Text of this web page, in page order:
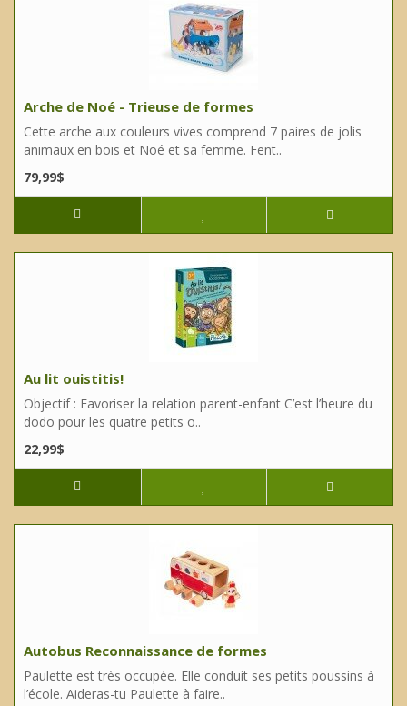
Arche de Noé - Trieuse de formes
Cette arche aux couleurs vives comprend 7 paires de jolis
animaux en bois et Noé et sa femme. Fent..
79,99$
Au lit ouistitis!
Objectif : Favoriser la relation parent-enfant C’est l’heure du
dodo pour les quatre petits o..
22,99$
Autobus Reconnaissance de formes
Paulette est très occupée. Elle conduit ses petits poussins à
l’école. Aideras-tu Paulette à faire..